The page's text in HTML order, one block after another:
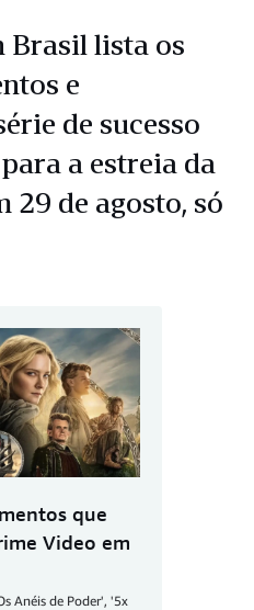
Brasil lista os
e
de sucesso
a estreia da
29 de agosto, só
que
Video em
Anéis de Poder', '5x